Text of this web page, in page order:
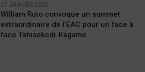
27 JANVIER 2025
William Ruto convoque un sommet
extraordinaire de l’EAC pour un face à
face Tshisekedi-Kagame